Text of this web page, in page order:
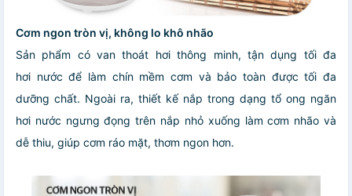
Cơm ngon tròn vị, không lo khô nhão
Sản phẩm có van thoát hơi thông minh, tận dụng tối đa
hơi nước để làm chín mềm cơm và bảo toàn được tối đa
dưỡng chất. Ngoài ra, thiết kế nắp trong dạng tổ ong ngăn
hơi nước ngưng đọng trên nắp nhỏ xuống làm cơm nhão và
dễ thiu, giúp cơm ráo mặt, thơm ngon hơn.